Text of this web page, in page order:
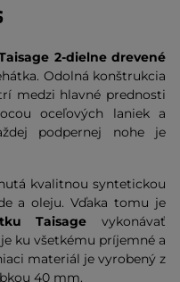
2-dielne drevené
Odolná konštrukcia
medzi hlavné prednosti
oceľových laniek a
podpernej nohe je
kvalitnou syntetickou
a oleju. Vďaka tomu je
Taisage vykonávať
ku všetkému príjemné a
materiál je vyrobený z
40 mm.